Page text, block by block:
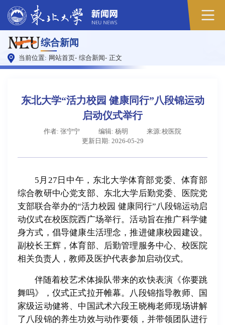
综合新闻
当前位置: 网站首页- 综合新闻- 正文
东北大学“活力校园 健康同行”八段锦运动
启动仪式举行
作者: 张宁宁 编辑: 杨明
来源:校医院
更新日期: 2026-05-29
5月27日中午，东北大学体育部党委、体育部
综合教研中心党支部、东北大学后勤党委、医院党
支部联合举办的“活力校园 健康同行”八段锦运动启
动仪式在校医院西广场举行。活动旨在推广科学健
身方式，倡导健康生活理念，推进健康校园建设。
副校长王辉，体育部、后勤管理服务中心、校医院
相关负责人，教师及医护代表参加启动仪式。
伴随着校艺术体操队带来的欢快表演《你要跳
舞吗》，仪式正式拉开帷幕。八段锦指导教师、国
家级运动健将、中国武术六段王晓梅老师现场讲解
了八段锦的养生功效与动作要领，并带领团队进行
原